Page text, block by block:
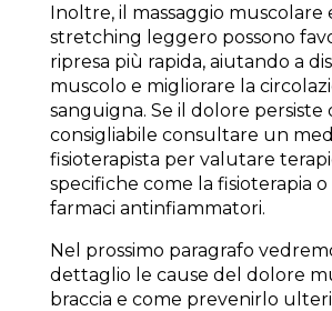
Inoltre, il massaggio muscolare
stretching leggero possono
ripresa più rapida, aiutando a
muscolo e migliorare la
sanguigna. Se il dolore persiste
consigliabile consultare un
fisioterapista per valutare
specifiche come la fisioterapia o
farmaci antinfiammatori.
Nel prossimo paragrafo
dettaglio le cause del dolore
braccia e come prevenirlo